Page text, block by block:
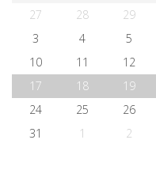
27
28 29
3
4 5
10
11 12
17
18 19
24
25 26
31
1 2